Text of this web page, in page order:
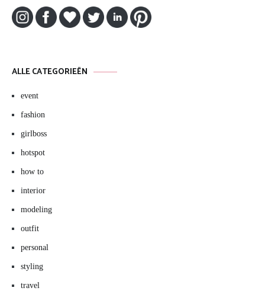
ALLE CATEGORIEËN
event
fashion
girlboss
hotspot
how to
interior
modeling
outfit
personal
styling
travel